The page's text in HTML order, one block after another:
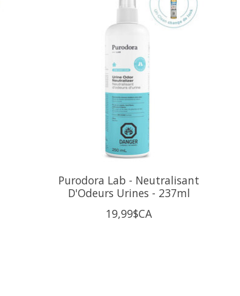
Purodora Lab - Neutralisant
D'Odeurs Urines - 237ml
19,99$CA